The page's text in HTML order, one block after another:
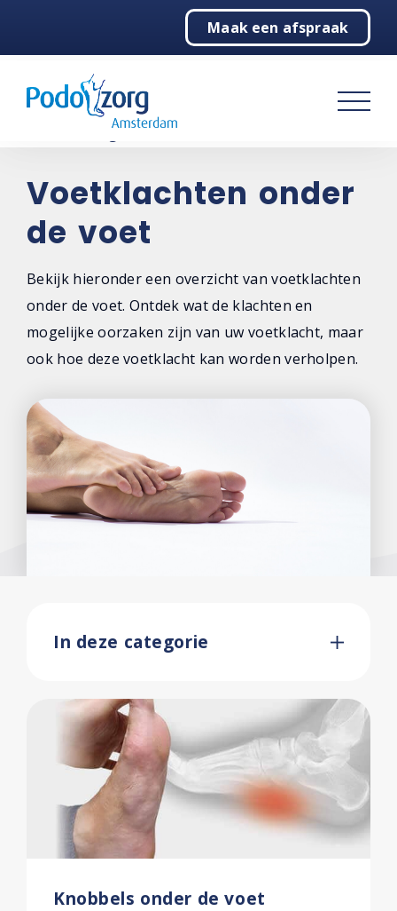
Maak een afspraak
Podologie
Behandelingen
Over ons
Contact
Voetklachten onder
de voet
Bekijk hieronder een overzicht van voetklachten
onder de voet. Ontdek wat de klachten en
mogelijke oorzaken zijn van uw voetklacht, maar
ook hoe deze voetklacht kan worden verholpen.
In deze categorie
Knobbels onder de voet